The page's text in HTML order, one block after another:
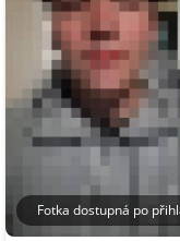
Fotka dostupná po